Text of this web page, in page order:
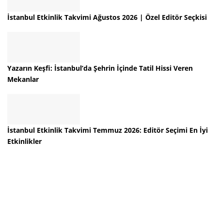
İstanbul Etkinlik Takvimi Ağustos 2026 | Özel Editör Seçkisi
Yazarın Keşfi: İstanbul’da Şehrin İçinde Tatil Hissi Veren
Mekanlar
İstanbul Etkinlik Takvimi Temmuz 2026: Editör Seçimi En İyi
Etkinlikler